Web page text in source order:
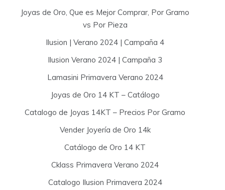
Joyas de Oro, Que es Mejor Comprar, Por Gramo
vs Por Pieza
Ilusion | Verano 2024 | Campaña 4
Ilusion Verano 2024 | Campaña 3
Lamasini Primavera Verano 2024
Joyas de Oro 14 KT – Catálogo
Catalogo de Joyas 14KT – Precios Por Gramo
Vender Joyería de Oro 14k
Catálogo de Oro 14 KT
Cklass Primavera Verano 2024
Catalogo Ilusion Primavera 2024